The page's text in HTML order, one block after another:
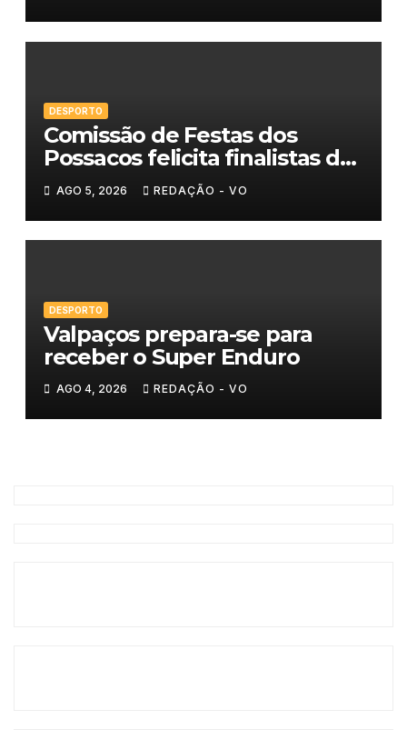
DESPORTO
Comissão de Festas dos
Possacos felicita finalistas do
Torneio de Sueca
AGO 5, 2026 REDAÇÃO - VO
DESPORTO
Valpaços prepara-se para
receber o Super Enduro
AGO 4, 2026 REDAÇÃO - VO